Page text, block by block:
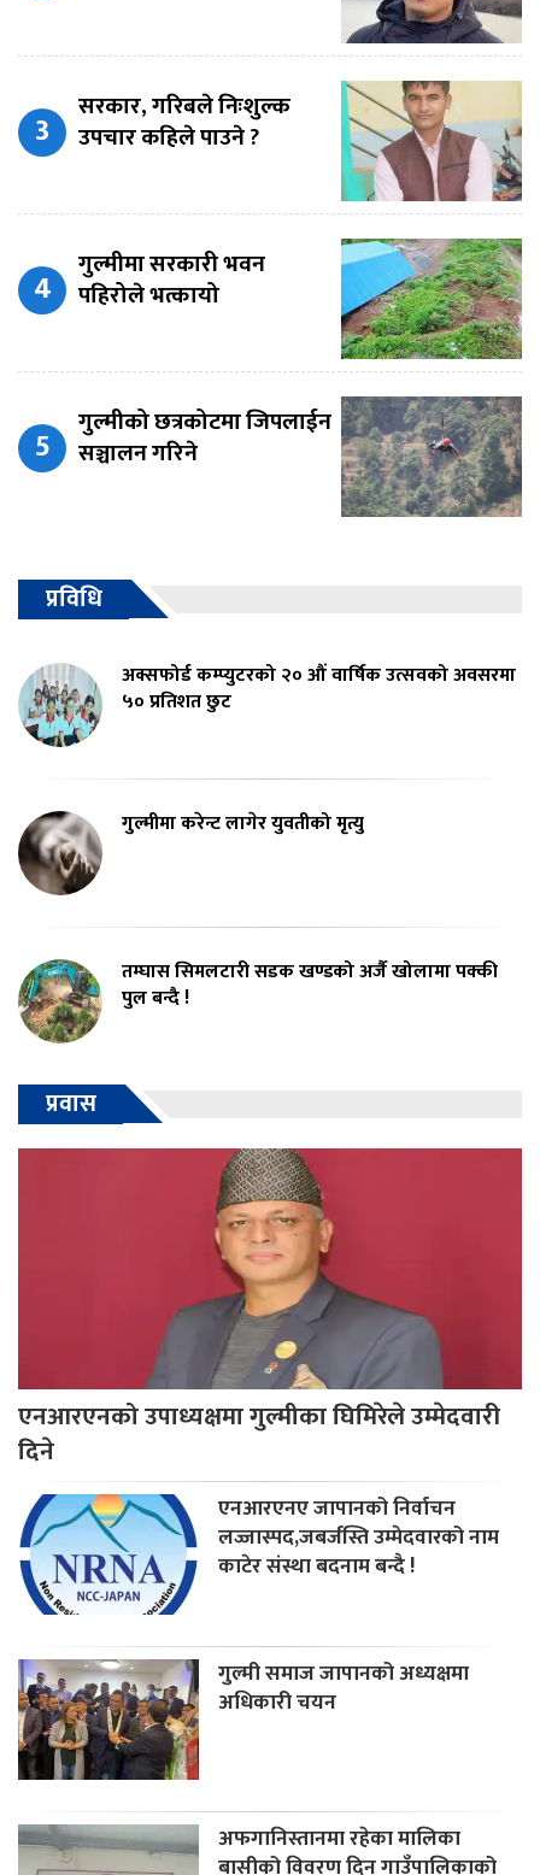
सरकार, गरिबले निःशुल्क
उपचार कहिले पाउने ?
गुल्मीमा सरकारी भवन
पहिरोले भत्कायो
गुल्मीको छत्रकोटमा जिपलाईन
सञ्चालन गरिने
प्रविधि
अक्सफोर्ड कम्प्युटरको २० औं वार्षिक उत्सवको अवसरमा
५० प्रतिशत छुट
गुल्मीमा करेन्ट लागेर युवतीको मृत्यु
तम्घास सिमलटारी सडक खण्डको अर्जै खोलामा पक्की
पुल बन्दै !
प्रवास
एनआरएनको उपाध्यक्षमा गुल्मीका घिमिरेले उम्मेदवारी
दिने
एनआरएनए जापानको निर्वाचन
लज्जास्पद,जबर्जस्ति उम्मेदवारको नाम
काटेर संस्था बदनाम बन्दै !
गुल्मी समाज जापानको अध्यक्षमा
अधिकारी चयन
अफगानिस्तानमा रहेका मालिका
बासीको विवरण दिन गाउँपालिकाको